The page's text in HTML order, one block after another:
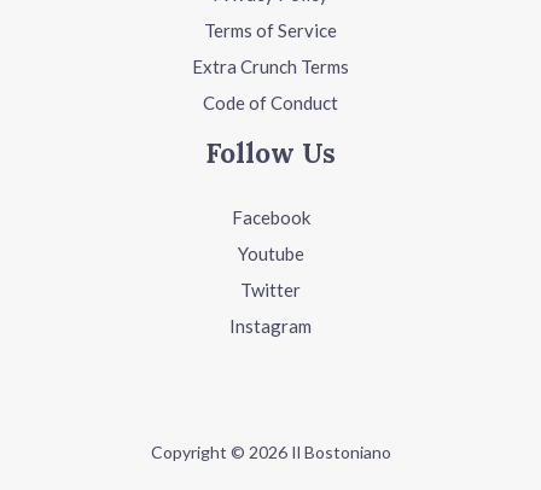
Terms of Service
Extra Crunch Terms
Code of Conduct
Follow Us
Facebook
Youtube
Twitter
Instagram
Copyright © 2026 Il Bostoniano